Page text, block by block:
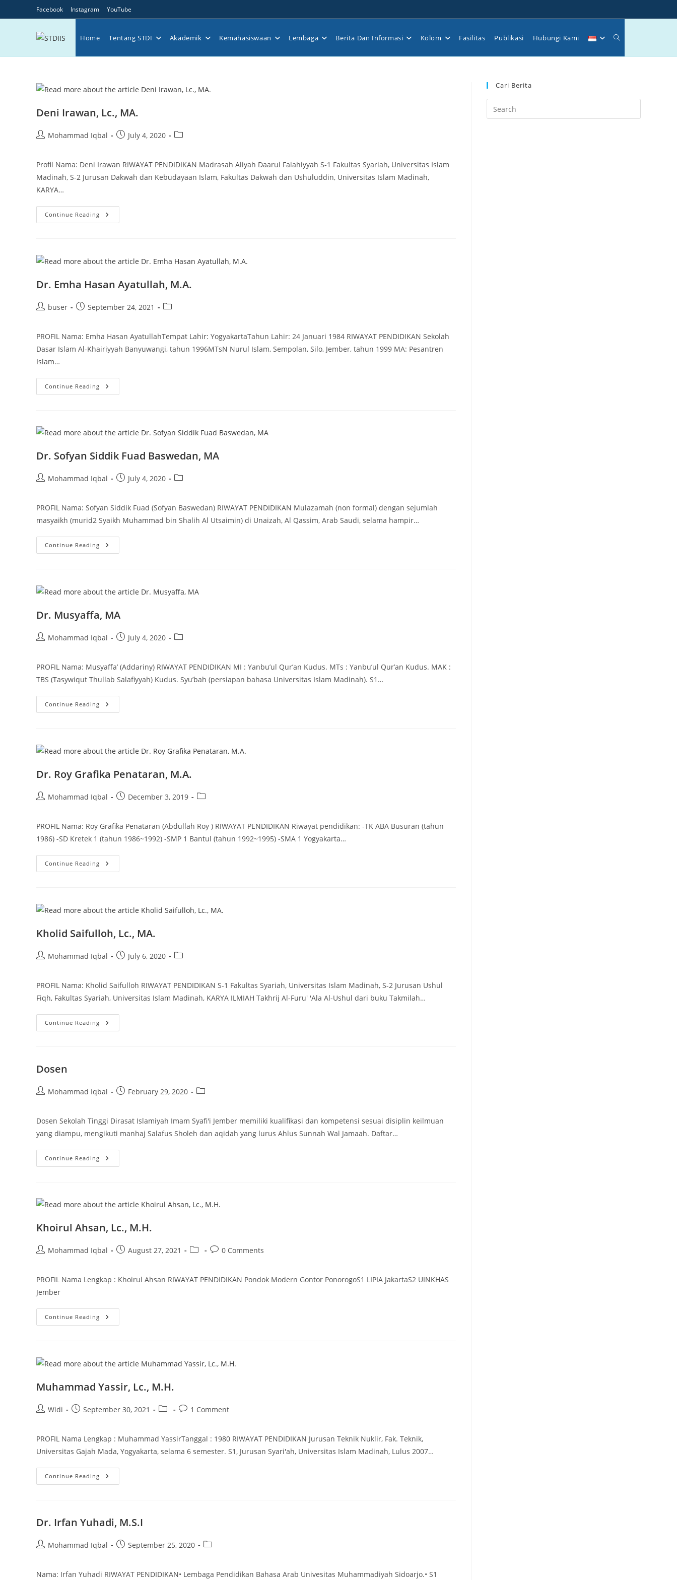
to
Facebook Instagram YouTube
Home Tentang STDI Akademik Kemahasiswaan Lembaga Berita Dan Informasi Kolom Fasilitas Publikasi Hubungi Kami Toggle
Deni Irawan, Lc., MA.
PostMohammad Iqbal
PostJuly 4, 2020
Post
Profil Nama: Deni Irawan RIWAYAT PENDIDIKAN Madrasah Aliyah Daarul Falahiyyah S-1 Fakultas Syariah, Universitas Islam
Madinah, S-2 Jurusan Dakwah dan Kebudayaan Islam, Fakultas Dakwah dan Ushuluddin, Universitas Islam Madinah,
KARYA…
Continue Reading Deni
Irawan,
Dr. Emha Hasan Ayatullah, M.A.
Postbuser
PostSeptember 24, 2021
Post
PROFIL Nama: Emha Hasan AyatullahTempat Lahir: YogyakartaTahun Lahir: 24 Januari 1984 RIWAYAT PENDIDIKAN Sekolah
Dasar Islam Al-Khairiyyah Banyuwangi, tahun 1996MTsN Nurul Islam, Sempolan, Silo, Jember, tahun 1999 MA: Pesantren
Islam…
Continue Reading Dr.
Emha
Dr. Sofyan Siddik Fuad Baswedan, MA
PostMohammad Iqbal
PostJuly 4, 2020
Post
PROFIL Nama: Sofyan Siddik Fuad (Sofyan Baswedan) RIWAYAT PENDIDIKAN Mulazamah (non formal) dengan sejumlah
masyaikh (murid2 Syaikh Muhammad bin Shalih Al Utsaimin) di Unaizah, Al Qassim, Arab Saudi, selama hampir…
Continue Reading Dr.
Sofyan
Dr. Musyaffa, MA
PostMohammad Iqbal
PostJuly 4, 2020
Post
PROFIL Nama: Musyaffa’ (Addariny) RIWAYAT PENDIDIKAN MI : Yanbu’ul Qur’an Kudus. MTs : Yanbu’ul Qur’an Kudus. MAK :
TBS (Tasywiqut Thullab Salafiyyah) Kudus. Syu’bah (persiapan bahasa Universitas Islam Madinah). S1…
Continue Reading Dr.
Musyaffa,
Dr. Roy Grafika Penataran, M.A.
PostMohammad Iqbal
PostDecember 3, 2019
Post
PROFIL Nama: Roy Grafika Penataran (Abdullah Roy ) RIWAYAT PENDIDIKAN Riwayat pendidikan: -TK ABA Busuran (tahun
1986) -SD Kretek 1 (tahun 1986~1992) -SMP 1 Bantul (tahun 1992~1995) -SMA 1 Yogyakarta…
Continue Reading Dr.
Roy
Kholid Saifulloh, Lc., MA.
PostMohammad Iqbal
PostJuly 6, 2020
Post
PROFIL Nama: Kholid Saifulloh RIWAYAT PENDIDIKAN S-1 Fakultas Syariah, Universitas Islam Madinah, S-2 Jurusan Ushul
Fiqh, Fakultas Syariah, Universitas Islam Madinah, KARYA ILMIAH Takhrij Al-Furu' 'Ala Al-Ushul dari buku Takmilah…
Continue Reading Kholid
Saifulloh,
Dosen
PostMohammad Iqbal
PostFebruary 29, 2020
Post
Dosen Sekolah Tinggi Dirasat Islamiyah Imam Syafi'i Jember memiliki kualifikasi dan kompetensi sesuai disiplin keilmuan
yang diampu, mengikuti manhaj Salafus Sholeh dan aqidah yang lurus Ahlus Sunnah Wal Jamaah. Daftar…
Continue Reading Dosen
Khoirul Ahsan, Lc., M.H.
PostMohammad Iqbal
PostAugust 27, 2021
Post
Post0 Comments
PROFIL Nama Lengkap : Khoirul Ahsan RIWAYAT PENDIDIKAN Pondok Modern Gontor PonorogoS1 LIPIA JakartaS2 UINKHAS
Jember
Continue Reading Khoirul
Ahsan,
Muhammad Yassir, Lc., M.H.
PostWidi
PostSeptember 30, 2021
Post
Post1 Comment
PROFIL Nama Lengkap : Muhammad YassirTanggal : 1980 RIWAYAT PENDIDIKAN Jurusan Teknik Nuklir, Fak. Teknik,
Universitas Gajah Mada, Yogyakarta, selama 6 semester. S1, Jurusan Syari'ah, Universitas Islam Madinah, Lulus 2007…
Continue Reading Muhammad
Yassir,
Dr. Irfan Yuhadi, M.S.I
PostMohammad Iqbal
PostSeptember 25, 2020
Post
Nama: Irfan Yuhadi RIWAYAT PENDIDIKAN• Lembaga Pendidikan Bahasa Arab Univesitas Muhammadiyah Sidoarjo.• S1
Cari Berita